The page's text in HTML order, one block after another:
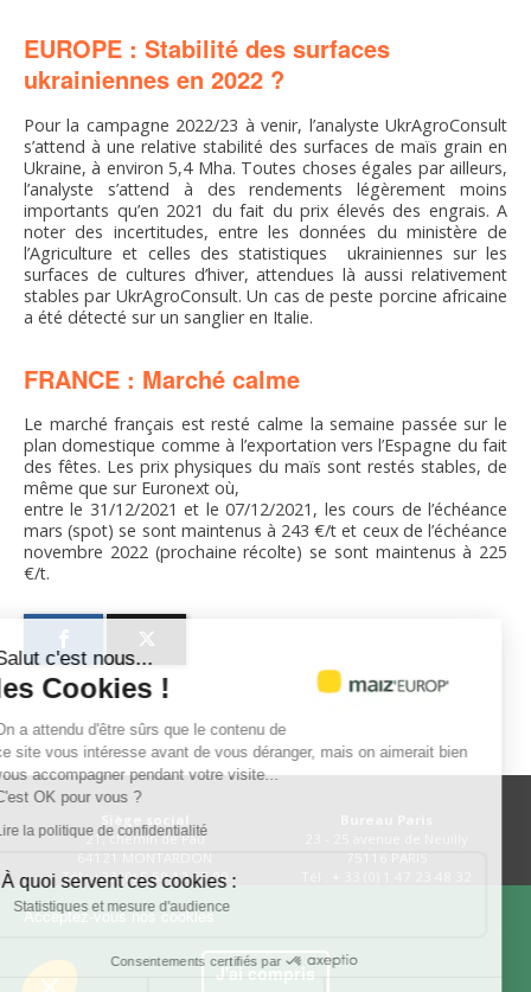
EUROPE : Stabilité des surfaces
ukrainiennes en 2022 ?
Pour la campagne 2022/23 à venir, l’analyste UkrAgroConsult
s’attend à une relative stabilité des surfaces de maïs grain en
Ukraine, à environ 5,4 Mha. Toutes choses égales par ailleurs,
l’analyste s’attend à des rendements légèrement moins
importants qu’en 2021 du fait du prix élevés des engrais. A
noter des incertitudes, entre les données du ministère de
l’Agriculture et celles des statistiques ukrainiennes sur les
surfaces de cultures d’hiver, attendues là aussi relativement
stables par UkrAgroConsult. Un cas de peste porcine africaine
a été détecté sur un sanglier en Italie.
FRANCE : Marché calme
Le marché français est resté calme la semaine passée sur le
plan domestique comme à l’exportation vers l’Espagne du fait
des fêtes. Les prix physiques du maïs sont restés stables, de
même que sur Euronext où,
entre le 31/12/2021 et le 07/12/2021, les cours de l’échéance
mars (spot) se sont maintenus à 243 €/t et ceux de l’échéance
novembre 2022 (prochaine récolte) se sont maintenus à 225
€/t.
21, chemin de Pau
64121 MONTARDON
Tél : +33 (0) 5 59 12 67 00
75116 PARIS
Plan du site Mentions légales
Acceptez-vous nos cookies
J'ai compris
Salut c'est nous...
les Cookies !
On a attendu d'être sûrs que le contenu de
ce site vous intéresse avant de vous déranger, mais on aimerait bien
vous accompagner pendant votre visite...
C'est OK pour vous ?
Lire la politique de confidentialité
À quoi servent ces cookies :
Statistiques et mesure d'audience
Consentements certifiés par